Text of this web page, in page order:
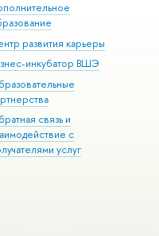
развития карьеры
инкубатор ВШЭ
связь и
с
услуг